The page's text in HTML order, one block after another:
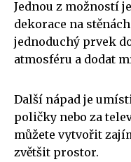
Jednou z možností
dekorace na
jednoduchý prvek
atmosféru a dodat
Další nápad je
poličky nebo za
můžete vytvořit
zvětšit prostor.